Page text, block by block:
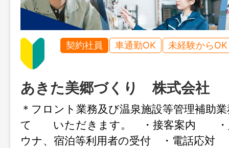
契約社員 車通勤OK 未経験からOK
あきた美郷づくり 株式会社
＊フロント業務及び温泉施設等管理補助
て いただきます。 ・接客案内 ・
ウナ、宿泊等利用者の受付 ・電話応